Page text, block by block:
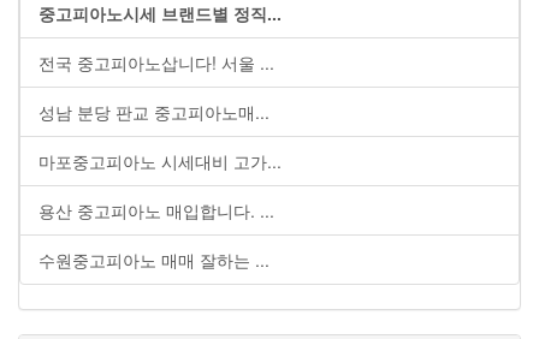
중고피아노시세 브랜드별 정직...
전국 중고피아노삽니다! 서울 ...
성남 분당 판교 중고피아노매...
마포중고피아노 시세대비 고가...
용산 중고피아노 매입합니다. ...
수원중고피아노 매매 잘하는 ...